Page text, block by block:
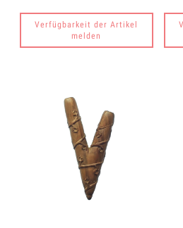
Verfügbarkeit der Artikel
melden